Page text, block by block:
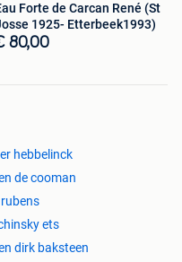
Forte de Carcan René (St
1925- Etterbeek1993)
80,00
hebbelinck
de cooman
ets
dirk baksteen